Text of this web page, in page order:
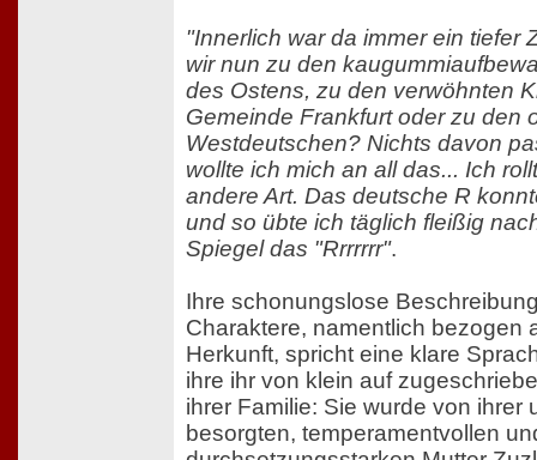
"Innerlich war da immer ein tiefer
wir nun zu den
des Ostens, zu den verwöhnten
Gemeinde Frankfurt oder zu den
Westdeutschen? Nichts davon
wollte ich mich an all das... Ich
andere Art. Das deutsche R
und so übte ich täglich fleißig
Spiegel das "Rrrrrrr".
Ihre schonungslose
Charaktere, namentlich bezogen
Herkunft, spricht eine klare
ihre ihr von klein auf
ihrer Familie: Sie wurde von ihrer
besorgten, temperamentvollen